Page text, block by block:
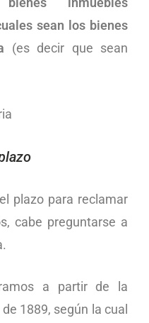
sean los bienes
(es decir que sean
plazo para reclamar
cabe preguntarse a
a partir de la
1889, según la cual